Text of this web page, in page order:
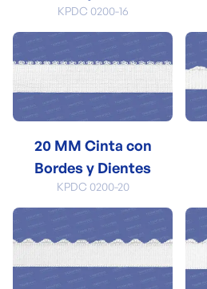
KPDC 0200-16
20 MM Cinta con
Bordes y Dientes
KPDC 0200-20